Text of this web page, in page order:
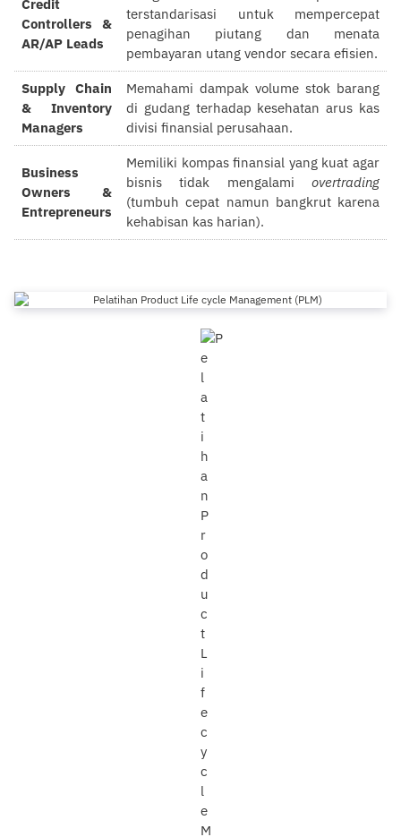
Credit
Controllers &
AR/AP Leads
terstandarisasi untuk mempercepat
penagihan piutang dan menata
pembayaran utang vendor secara efisien.
Supply Chain
& Inventory
Managers
Memahami dampak volume stok barang
di gudang terhadap kesehatan arus kas
divisi finansial perusahaan.
Business
Owners &
Entrepreneurs
Memiliki kompas finansial yang kuat agar
bisnis tidak mengalami overtrading
(tumbuh cepat namun bangkrut karena
kehabisan kas harian).
Pelatihan Product Life cycle